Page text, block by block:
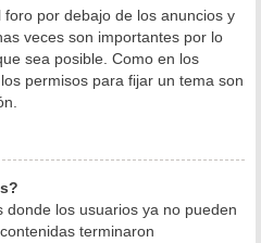
por debajo de los anuncios y
veces son importantes por lo
sea posible. Como en los
permisos para fijar un tema son
los usuarios ya no pueden
terminaron